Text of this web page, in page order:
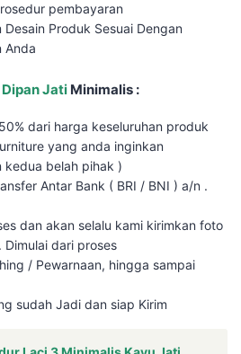
pembayaran
Produk Sesuai Dengan
Anda
Dipan Jati Minimalis :
dari harga keseluruhan produk
yang anda inginkan
belah pihak )
Antar Bank ( BRI / BNI ) a/n .
dan akan selalu kami kirimkan foto
dari proses
/ Pewarnaan, hingga sampai
sudah Jadi dan siap Kirim